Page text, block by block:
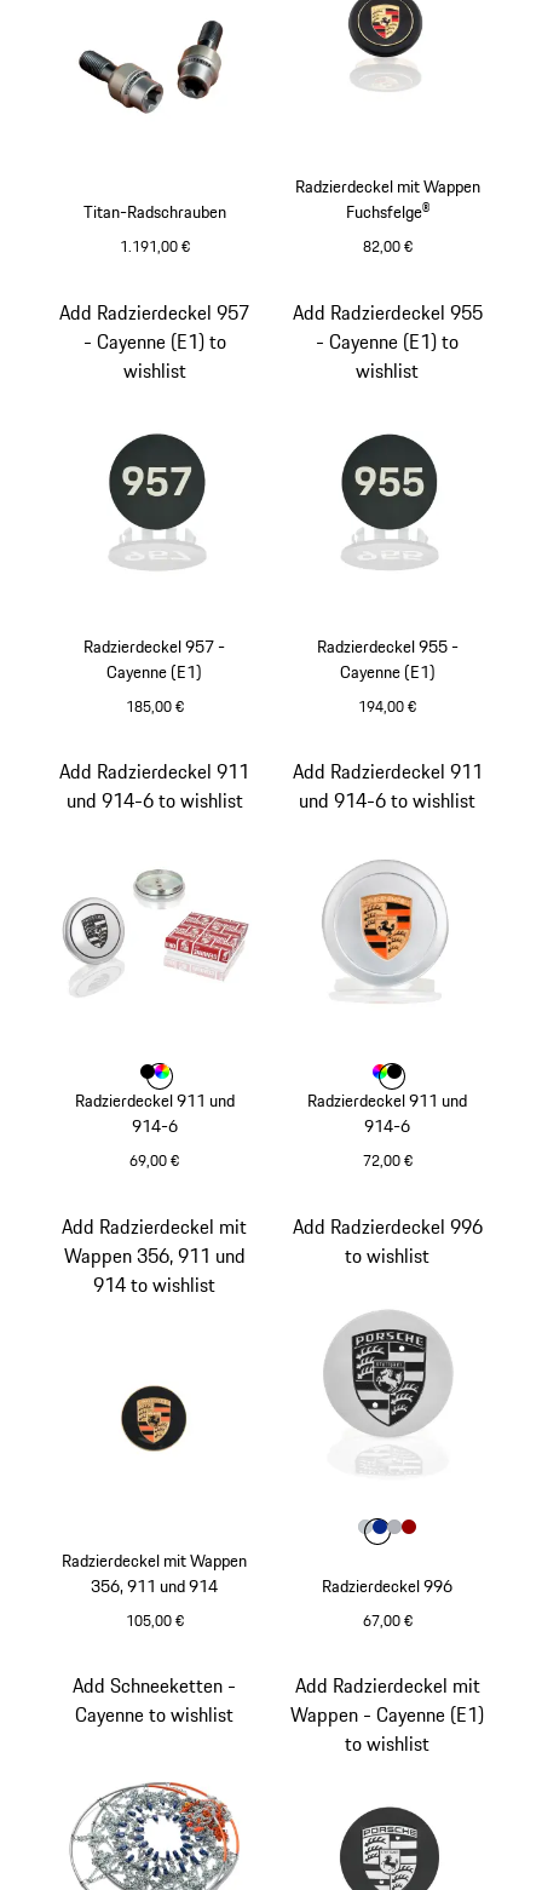
Titan-Radschrauben
1.191,00 €
Radzierdeckel mit Wappen
Fuchsfelge®
82,00 €
Radzierdeckel 957 -
Cayenne (E1)
185,00 €
Add Radzierdeckel 957
- Cayenne (E1) to
wishlist
Radzierdeckel 955 -
Cayenne (E1)
194,00 €
Add Radzierdeckel 955
- Cayenne (E1) to
wishlist
Radzierdeckel 911 und
914-6
69,00 €
Add Radzierdeckel 911
und 914-6 to wishlist
Farbe
FarbeFarbe
Radzierdeckel 911 und
914-6
72,00 €
Add Radzierdeckel 911
und 914-6 to wishlist
Farbe
FarbeFarbe
Radzierdeckel mit Wappen
356, 911 und 914
105,00 €
Add Radzierdeckel mit
Wappen 356, 911 und
914 to wishlist
Radzierdeckel 996
67,00 €
Add Radzierdeckel 996
to wishlist
Farbe
Farbesilber metallic
Farbe
FarbeFarbe
Add Schneeketten -
Cayenne to wishlist
Add Radzierdeckel mit
Wappen - Cayenne (E1)
to wishlist